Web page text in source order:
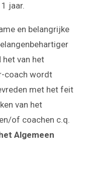
jaar.
en belangrijke
het van het
coach wordt
met het feit
van het
of coachen c.q.
Algemeen